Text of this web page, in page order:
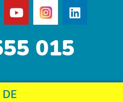
015
DE